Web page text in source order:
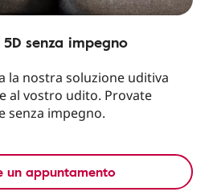
senza impegno
la nostra soluzione uditiva
al vostro udito. Provate
senza impegno.
un appuntamento